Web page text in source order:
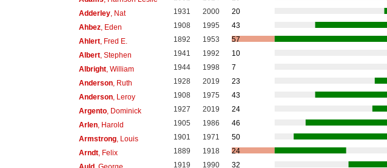
Adderley, Nat 1931 2000
20
Ahbez, Eden 1908 1995
43
Ahlert, Fred E. 1892 1953
57
Albert, Stephen 1941 1992
10
Albright, William 1944 1998
7
Anderson, Ruth 1928 2019
23
Anderson, Leroy 1908 1975
43
Argento, Dominick 1927 2019
24
Arlen, Harold 1905 1986
46
Armstrong, Louis 1901 1971
50
Arndt, Felix 1889 1918
24
1919 1990
32